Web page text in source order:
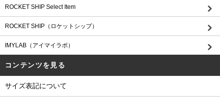
ROCKET SHIP Select Item
ROCKET SHIP（ロケットシップ）
IMYLAB（アイマイラボ）
コンテンツを見る
サイズ表記について